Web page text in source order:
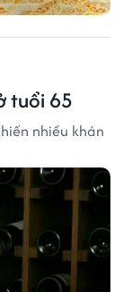
tuổi 65
nhiều khán